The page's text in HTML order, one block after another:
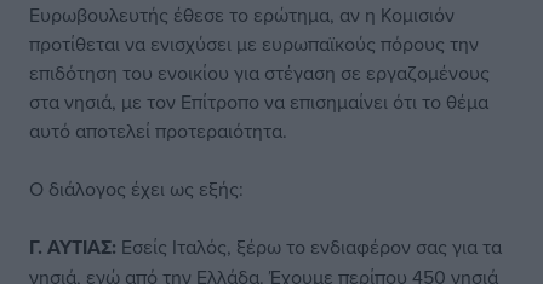
Ευρωβουλευτής έθεσε το ερώτημα, αν η Κομισιόν
προτίθεται να ενισχύσει με ευρωπαϊκούς πόρους την
επιδότηση του ενοικίου για στέγαση σε εργαζομένους
στα νησιά, με τον Επίτροπο να επισημαίνει ότι το θέμα
αυτό αποτελεί προτεραιότητα.
Ο διάλογος έχει ως εξής:
Γ. ΑΥΤΙΑΣ: Εσείς Ιταλός, ξέρω το ενδιαφέρον σας για τα
νησιά, εγώ από την Ελλάδα. Έχουμε περίπου 450 νησιά